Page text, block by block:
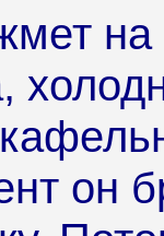
он